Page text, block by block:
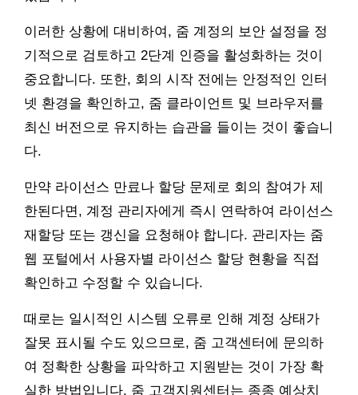
이러한 상황에 대비하여, 줌 계정의 보안 설정을 정
기적으로 검토하고 2단계 인증을 활성화하는 것이
중요합니다. 또한, 회의 시작 전에는 안정적인 인터
넷 환경을 확인하고, 줌 클라이언트 및 브라우저를
최신 버전으로 유지하는 습관을 들이는 것이 좋습니
다.
만약 라이선스 만료나 할당 문제로 회의 참여가 제
한된다면, 계정 관리자에게 즉시 연락하여 라이선스
재할당 또는 갱신을 요청해야 합니다. 관리자는 줌
웹 포털에서 사용자별 라이선스 할당 현황을 직접
확인하고 수정할 수 있습니다.
때로는 일시적인 시스템 오류로 인해 계정 상태가
잘못 표시될 수도 있으므로, 줌 고객센터에 문의하
여 정확한 상황을 파악하고 지원받는 것이 가장 확
실한 방법입니다. 줌 고객지원센터는 종종 예상치